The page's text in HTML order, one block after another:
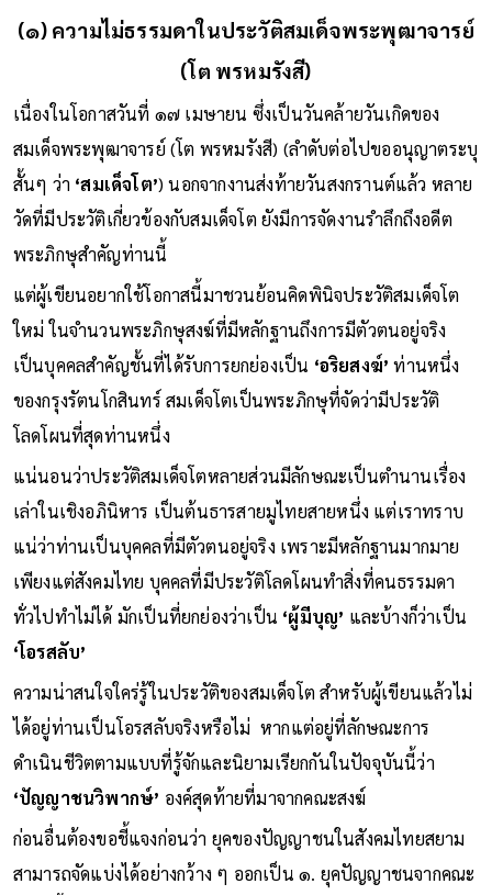
(๑) ความไม่ธรรมดาในประวัติสมเด็จพระพุฒาจารย์
(โต พรหมรังสี)
เนื่องในโอกาสวันที่ ๑๗ เมษายน ซึ่งเป็นวันคล้ายวันเกิดของ
สมเด็จพระพุฒาจารย์ (โต พรหมรังสี) (ลำดับต่อไปขออนุญาตระบุ
สั้นๆ ว่า ‘สมเด็จโต’) นอกจากงานส่งท้ายวันสงกรานต์แล้ว หลาย
วัดที่มีประวัติเกี่ยวข้องกับสมเด็จโต ยังมีการจัดงานรำลึกถึงอดีต
พระภิกษุสำคัญท่านนี้
แต่ผู้เขียนอยากใช้โอกาสนี้มาชวนย้อนคิดพินิจประวัติสมเด็จโต
ใหม่ ในจำนวนพระภิกษุสงฆ์ที่มีหลักฐานถึงการมีตัวตนอยู่จริง
เป็นบุคคลสำคัญชั้นที่ได้รับการยกย่องเป็น ‘อริยสงฆ์’ท่านหนึ่ง
ของกรุงรัตนโกสินทร์ สมเด็จโตเป็นพระภิกษุที่จัดว่ามีประวัติ
โลดโผนที่สุดท่านหนึ่ง
แน่นอนว่าประวัติสมเด็จโตหลายส่วนมีลักษณะเป็นตำนานเรื่อง
เล่าในเชิงอภินิหาร เป็นต้นธารสายมูไทยสายหนึ่ง แต่เราทราบ
แน่ว่าท่านเป็นบุคคลที่มีตัวตนอยู่จริง เพราะมีหลักฐานมากมาย
เพียงแต่สังคมไทย บุคคลที่มีประวัติโลดโผนทำสิ่งที่คนธรรมดา
ทั่วไปทำไม่ได้ มักเป็นที่ยกย่องว่าเป็น ‘ผู้มีบุญ’ และบ้างก็ว่าเป็น
‘โอรสลับ’
ความน่าสนใจใคร่รู้ในประวัติของสมเด็จโต สำหรับผู้เขียนแล้วไม่
ได้อยู่ท่านเป็นโอรสลับจริงหรือไม่ หากแต่อยู่ที่ลักษณะการ
ดำเนินชีวิตตามแบบที่รู้จักและนิยามเรียกกันในปัจจุบันนี้ว่า
‘ปัญญาชนวิพากษ์’ องค์สุดท้ายที่มาจากคณะสงฆ์
ก่อนอื่นต้องขอชี้แจงก่อนว่า ยุคของปัญญาชนในสังคมไทยสยาม
สามารถจัดแบ่งได้อย่างกว้าง ๆ ออกเป็น ๑. ยุคปัญญาชนจากคณะ